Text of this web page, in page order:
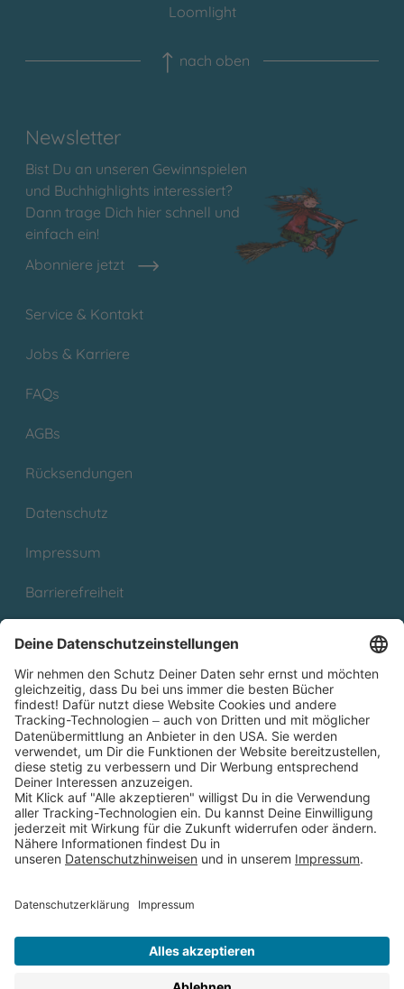
Loomlight
nach oben
Newsletter
Bist Du an unseren Gewinnspielen
und Buchhighlights interessiert?
Dann trage Dich hier schnell und
einfach ein!
Abonniere jetzt
Service & Kontakt
Jobs & Karriere
FAQs
AGBs
Rücksendungen
Datenschutz
Impressum
Barrierefreiheit
Partnerprogramm (Affiliate)
Folge uns auf
* Versandkostenfrei ab 9,00 € Bestellwert innerhalb
Deutschlands
** Lieferzeit 1-3 Werktage innerhalb Deutschlands
Thienemann-Esslinger Verlag GmbH, Blumenstraße 36, D-70182